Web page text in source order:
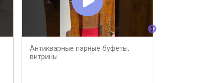
Антикварные парные буфеты,
витрины